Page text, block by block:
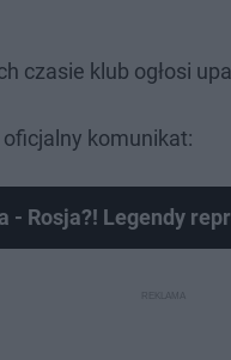
czasie klub ogłosi
oficjalny komunikat:
- Rosja?! Legendy